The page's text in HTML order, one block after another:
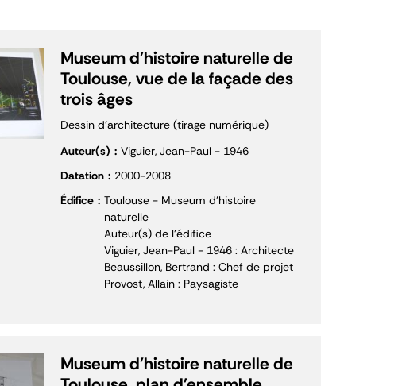
Museum d'histoire naturelle de
Toulouse, vue de la façade des
trois âges
Dessin d'architecture (tirage numérique)
Auteur(s)
Viguier, Jean-Paul - 1946
Datation
2000-2008
Édifice
Toulouse - Museum d'histoire
naturelle
Auteur(s) de l'édifice
Viguier, Jean-Paul - 1946 : Architecte
Beaussillon, Bertrand : Chef de projet
Provost, Allain : Paysagiste
Museum d'histoire naturelle de